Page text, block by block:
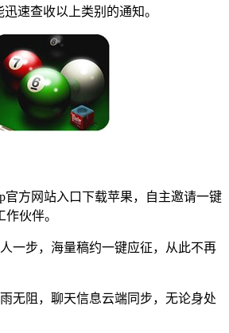
速查收以上类别的通知。
方网站入口下载苹果，自主邀请一键
伙伴。
步，海量稿约一键应征，从此不再
阻，聊天信息云端同步，无论身处